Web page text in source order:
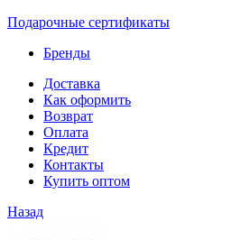
Подарочные сертификаты
Бренды
Доставка
Как оформить
Возврат
Оплата
Кредит
Контакты
Купить оптом
Назад